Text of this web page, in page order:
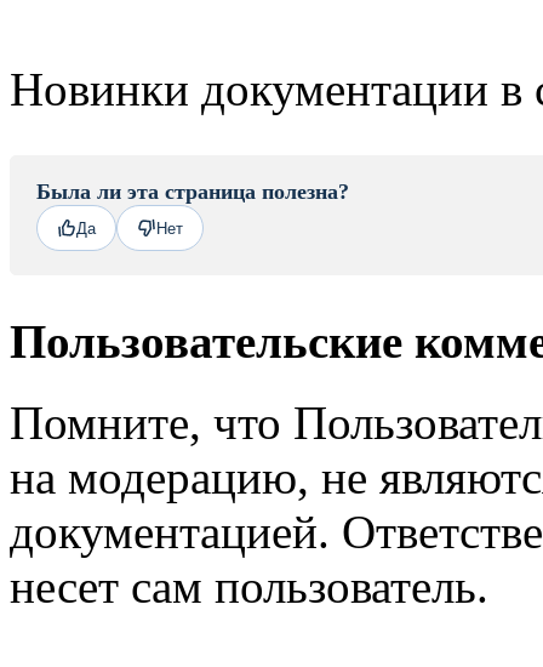
Новинки документации в
Была ли эта страница полезна?
Да Нет
Пользовательские
Помните, что
на модерацию, не
документацией.
несет сам пользователь.